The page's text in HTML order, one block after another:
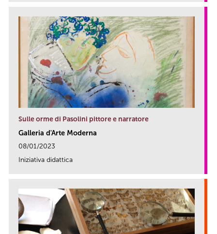
Sulle orme di Pasolini pittore e narratore
Galleria d'Arte Moderna
08/01/2023
Iniziativa didattica